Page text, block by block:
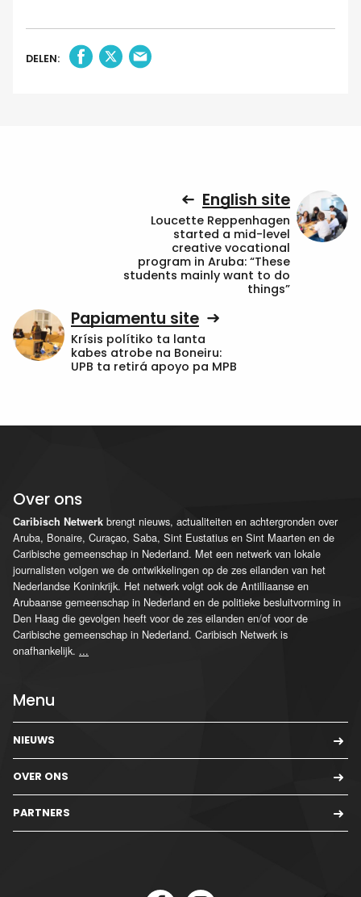
DELEN:
English site
Loucette Reppenhagen
started a mid-level
creative vocational
program in Aruba: “These
students mainly want to do
things”
Papiamentu site
Krísis polítiko ta lanta
kabes atrobe na Boneiru:
UPB ta retirá apoyo pa MPB
Over ons
Caribisch Netwerk brengt nieuws, actualiteiten en achtergronden over
Aruba, Bonaire, Curaçao, Saba, Sint Eustatius en Sint Maarten en de
Caribische gemeenschap in Nederland. Met een netwerk van lokale
journalisten volgen we de ontwikkelingen op de zes eilanden van het
Nederlandse Koninkrijk. Het netwerk volgt ook de Antilliaanse en
Arubaanse gemeenschap in Nederland en de politieke besluitvorming in
Den Haag die gevolgen heeft voor de zes eilanden en/of voor de
Caribische gemeenschap in Nederland. Caribisch Netwerk is
onafhankelijk. ...
Menu
NIEUWS
OVER ONS
PARTNERS